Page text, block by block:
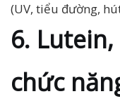
(UV, tiểu đường,
6.
chức